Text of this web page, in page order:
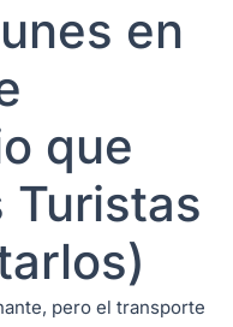
en
que
Turistas
pero el transporte